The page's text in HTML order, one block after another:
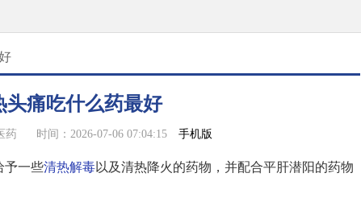
头痛吃什么药最好
药 时间：2026-07-06 07:04:15 手机版
予一些清热解毒以及清热降火的药物，并配合平肝潜阳的药物